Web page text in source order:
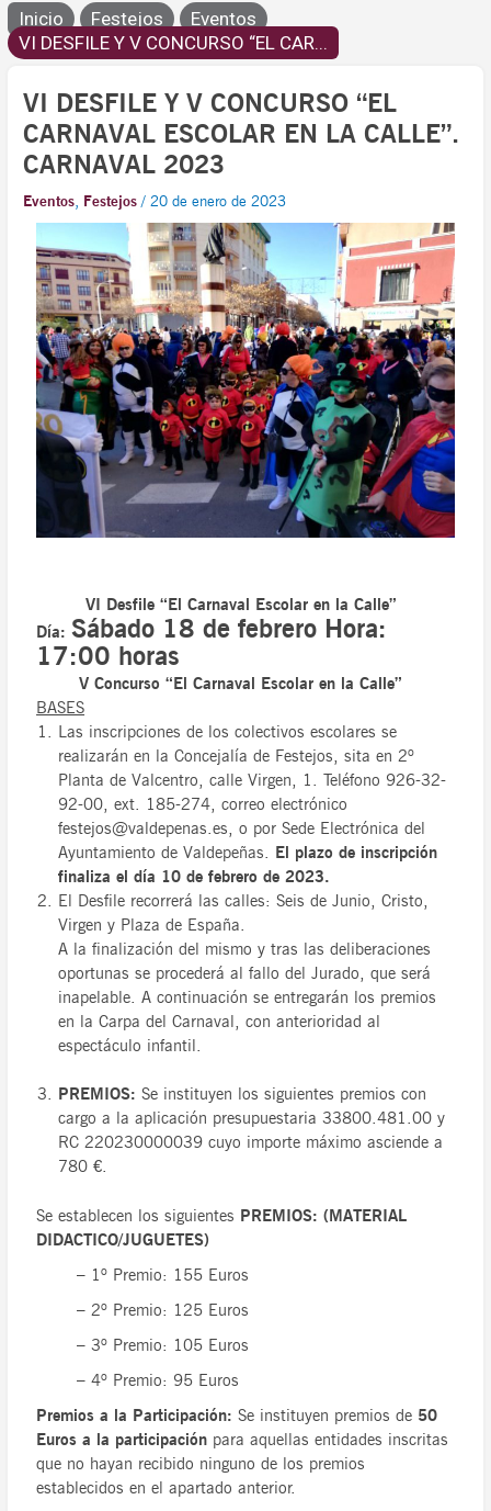
Inicio Festejos
Eventos
VI DESFILE Y V CONCURSO “EL CAR...
VI DESFILE Y V CONCURSO “EL
CARNAVAL ESCOLAR EN LA CALLE”.
CARNAVAL 2023
Eventos, Festejos /20 de enero de 2023
VI Desfile “El Carnaval Escolar en la Calle”
Día:Sábado 18 de febrero Hora:
17:00 horas
V Concurso “El Carnaval Escolar en la Calle”
BASES
Las inscripciones de los colectivos escolares se
realizarán en la Concejalía de Festejos, sita en 2º
Planta de Valcentro, calle Virgen, 1. Teléfono 926-32-
92-00, ext. 185-274, correo electrónico
festejos@valdepenas.es, o por Sede Electrónica del
Ayuntamiento de Valdepeñas. El plazo de inscripción
finaliza el día 10 de febrero de 2023.
El Desfile recorrerá las calles: Seis de Junio, Cristo,
Virgen y Plaza de España.
A la finalización del mismo y tras las deliberaciones
oportunas se procederá al fallo del Jurado, que será
inapelable. A continuación se entregarán los premios
en la Carpa del Carnaval, con anterioridad al
espectáculo infantil.
PREMIOS: Se instituyen los siguientes premios con
cargo a la aplicación presupuestaria 33800.481.00 y
RC 220230000039 cuyo importe máximo asciende a
780 €.
Se establecen los siguientes PREMIOS: (MATERIAL
DIDACTICO/JUGUETES)
– 1º Premio: 155 Euros
– 2º Premio: 125 Euros
– 3º Premio: 105 Euros
– 4º Premio: 95 Euros
Premios a la Participación:Se instituyen premios de 50
Euros a la participación para aquellas entidades inscritas
que no hayan recibido ninguno de los premios
establecidos en el apartado anterior.